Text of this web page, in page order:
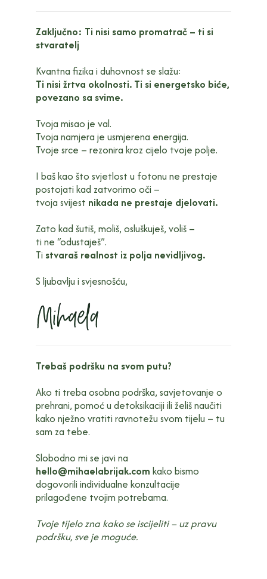
Zaključno: Ti nisi samo promatrač – ti si
stvaratelj
Kvantna fizika i duhovnost se slažu:
Ti nisi žrtva okolnosti. Ti si energetsko biće,
povezano sa svime.
Tvoja misao je val.
Tvoja namjera je usmjerena energija.
Tvoje srce – rezonira kroz cijelo tvoje polje.
I baš kao što svjetlost u fotonu ne prestaje
postojati kad zatvorimo oči –
tvoja svijest nikada ne prestaje djelovati.
Zato kad šutiš, moliš, osluškuješ, voliš –
ti ne “odustaješ”.
Ti stvaraš realnost iz polja nevidljivog.
S ljubavlju i svjesnošću,
Trebaš podršku na svom putu?
Ako ti treba osobna podrška, savjetovanje o
prehrani, pomoć u detoksikaciji ili želiš naučiti
kako nježno vratiti ravnotežu svom tijelu – tu
sam za tebe.
Slobodno mi se javi na
hello@mihaelabrijak.com kako bismo
dogovorili individualne konzultacije
prilagođene tvojim potrebama.
Tvoje tijelo zna kako se iscijeliti – uz pravu
podršku, sve je moguće.